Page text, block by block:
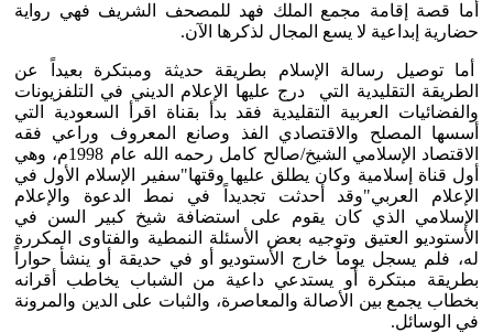
أما قصة إقامة مجمع الملك فهد للمصحف الشريف فهي رواية
حضارية إبداعية لا يسع المجال لذكرها الآن.
أما توصيل رسالة الإسلام بطريقة حديثة ومبتكرة بعيداً عن
الطريقة التقليدية التي درج عليها الإعلام الديني في التلفزيونات
والفضائيات العربية التقليدية فقد بدأ بقناة اقرأ السعودية التي
أسسها المصلح والاقتصادي الفذ وصانع المعروف وراعي فقه
الاقتصاد الإسلامي الشيخ/صالح كامل رحمه الله عام 1998م، وهي
أول قناة إسلامية وكان يطلق عليها وقتها"سفير الإسلام الأول في
الإعلام العربي"وقد أحدثت تجديداً في نمط الدعوة والإعلام
الإسلامي الذي كان يقوم على استضافة شيخ كبير السن في
الأستوديو العتيق وتوجيه بعض الأسئلة النمطية والفتاوى المكررة
له، فلم يسجل يوماً خارج الأستوديو أو في حديقة أو ينشأ حواراً
بطريقة مبتكرة أو يستدعي داعية من الشباب يخاطب أقرانه
بخطاب يجمع بين الأصالة والمعاصرة، والثبات على الدين والمرونة
في الوسائل.